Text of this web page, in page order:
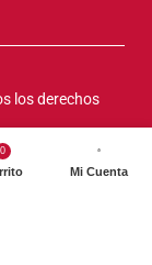
los derechos
0
Mi Cuenta